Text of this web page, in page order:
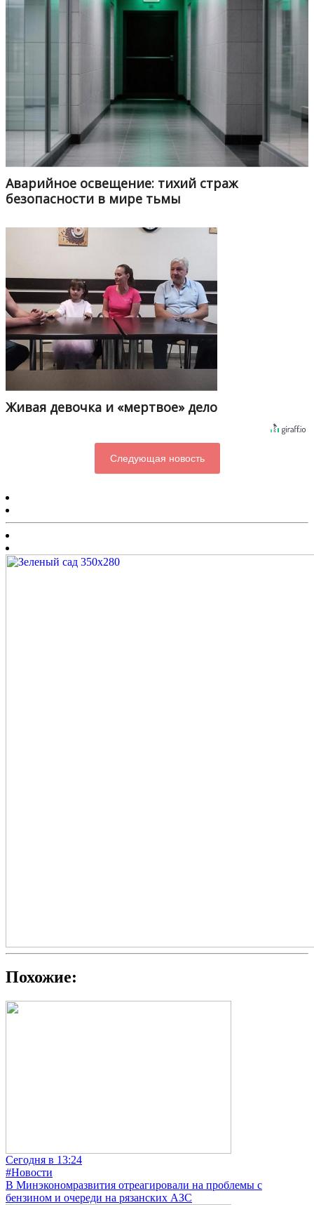
Аварийное освещение: тихий страж
безопасности в мире тьмы
Живая девочка и «мертвое» дело
Следующая новость
Похожие:
Сегодня в 13:24
#Новости
В Минэкономразвития отреагировали на проблемы с
бензином и очереди на рязанских АЗС